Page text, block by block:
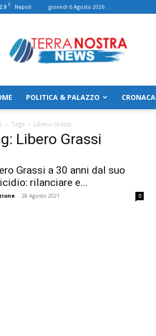
C Napoli giovedì 6 Agosto 2026
POLITICA & PALAZZO CRONACA
Tags Libero Grassi
Libero Grassi
Grassi a 30 anni dal suo
rilanciare e...
- 28 Agosto 2021 0